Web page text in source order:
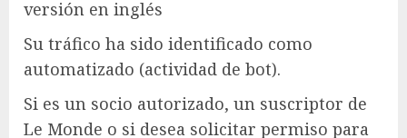
versión en inglés
Su tráfico ha sido identificado como
automatizado (actividad de bot).
Si es un socio autorizado, un suscriptor de
Le Monde o si desea solicitar permiso para